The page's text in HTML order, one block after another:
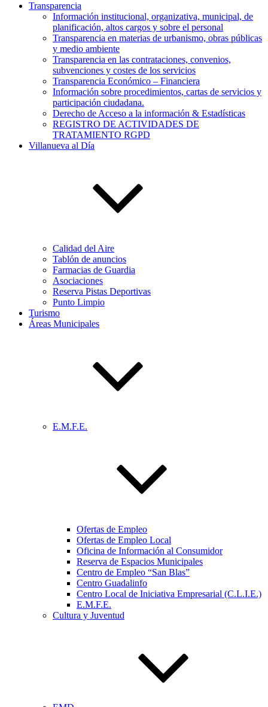
Transparencia
Información institucional, organizativa, municipal, de
planificación, altos cargos y sobre el personal
Transparencia en materias de urbanismo, obras públicas
y medio ambiente
Transparencia en las contrataciones, convenios,
subvenciones y costes de los servicios
Transparencia Económico – Financiera
Información sobre procedimientos, cartas de servicios y
participación ciudadana.
Derecho de Acceso a la información & Estadísticas
REGISTRO DE ACTIVIDADES DE
TRATAMIENTO RGPD
Villanueva al Día
Calidad del Aire
Tablón de anuncios
Farmacias de Guardia
Asociaciones
Reserva Pistas Deportivas
Punto Limpio
Turismo
Áreas Municipales
E.M.F.E.
Ofertas de Empleo
Ofertas de Empleo Local
Oficina de Información al Consumidor
Reserva de Espacios Municipales
Centro de Empleo “San Blas”
Centro Guadalinfo
Centro Local de Iniciativa Empresarial (C.L.I.E.)
E.M.F.E.
Cultura y Juventud